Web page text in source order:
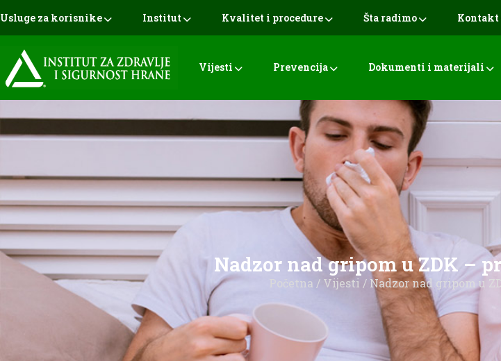
Usluge za korisnike Institut Kvalitet i procedure Šta radimo Kontakt
Vijesti Prevencija Dokumenti i materijali
Nadzor nad gripom u ZDK –
Početna / Vijesti / Nadzor nad gripom u